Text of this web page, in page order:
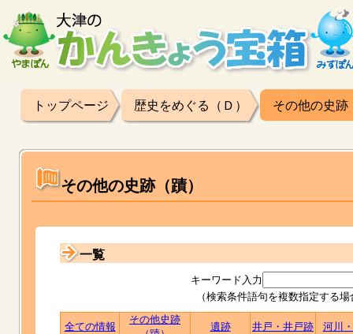
トップページ 歴史をめぐる（Ｄ） その他の史跡
その他の史跡（蹟）
一覧
キーワード入力
（検索条件語句を複数指定する
全ての情報
その他史跡
遺跡 井戸・井戸跡 河川